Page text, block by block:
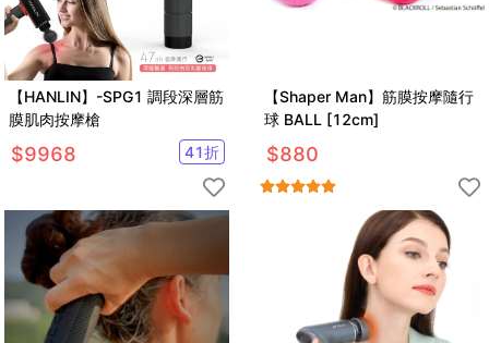
【HANLIN】-SPG1 調段深層筋
膜肌肉按摩槍
$9968 41折
【Shaper Man】筋膜按摩隨行
球 BALL [12cm]
$880